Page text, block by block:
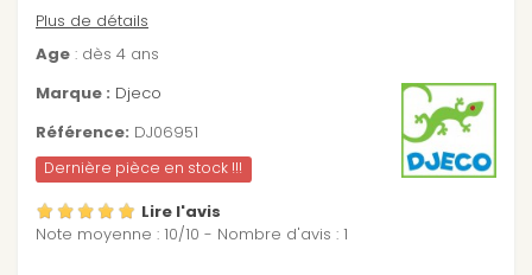
Plus de détails
Age : dès 4 ans
Marque : Djeco
Référence: DJ06951
Dernière pièce en stock !!!
Lire l'avis
Note moyenne : 10/10 - Nombre d'avis : 1